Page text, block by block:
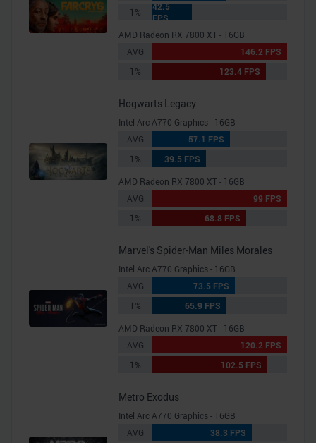
1%
42.5
FPS
AMD Radeon RX 7800 XT - 16GB
AVG
146.2 FPS
1%
123.4 FPS
Hogwarts Legacy
Intel Arc A770 Graphics - 16GB
AVG
57.1 FPS
1%
39.5 FPS
AMD Radeon RX 7800 XT - 16GB
AVG
99 FPS
1%
68.8 FPS
Marvel's Spider-Man Miles Morales
Intel Arc A770 Graphics - 16GB
AVG
73.5 FPS
1%
65.9 FPS
AMD Radeon RX 7800 XT - 16GB
AVG
120.2 FPS
1%
102.5 FPS
Metro Exodus
Intel Arc A770 Graphics - 16GB
AVG
38.3 FPS